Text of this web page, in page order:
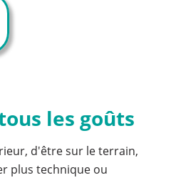
les goûts
d'être sur le terrain,
plus technique ou